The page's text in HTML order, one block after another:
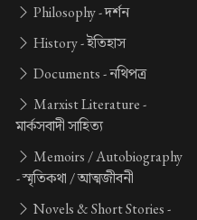
Philosophy -দর্শন
History -ইতিহাস
Documents -নথিপত্র
Marxist Literature -
মার্কসবাদী সাহিত্য
Memoirs / Autobiography
-স্মৃতিকথা / আত্মজীবনী
Novels & Short Stories -